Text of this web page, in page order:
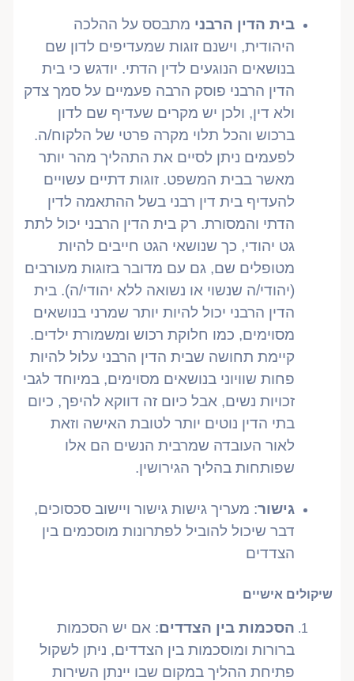
בית הדין הרבני מתבסס על ההלכה
היהודית, וישנם זוגות שמעדיפים לדון שם
בנושאים הנוגעים לדין הדתי. יודגש כי בית
הדין הרבני פוסק הרבה פעמיים על סמך צדק
ולא דין, ולכן יש מקרים שעדיף שם לדון
ברכוש והכל תלוי מקרה פרטי של הלקוח/ה.
לפעמים ניתן לסיים את התהליך מהר יותר
מאשר בבית המשפט. זוגות דתיים עשויים
להעדיף בית דין רבני בשל ההתאמה לדין
הדתי והמסורת. רק בית הדין הרבני יכול לתת
גט יהודי, כך שנושאי הגט חייבים להיות
מטופלים שם, גם עם מדובר בזוגות מעורבים
(יהודי/ה שנשוי או נשואה ללא יהודי/ה). בית
הדין הרבני יכול להיות יותר שמרני בנושאים
מסוימים, כמו חלוקת רכוש ומשמורת ילדים.
קיימת תחושה שבית הדין הרבני עלול להיות
פחות שוויוני בנושאים מסוימים, במיוחד לגבי
זכויות נשים, אבל כיום זה דווקא להיפך, כיום
בתי הדין נוטים יותר לטובת האישה וזאת
לאור העובדה שמרבית הנשים הם אלו
שפותחות בהליך הגירושין.
גישור: מעריך גישות גישור ויישוב סכסוכים,
דבר שיכול להוביל לפתרונות מוסכמים בין
הצדדים
שיקולים אישיים
הסכמות בין הצדדים: אם יש הסכמות
ברורות ומוסכמות בין הצדדים, ניתן לשקול
פתיחת ההליך במקום שבו יינתן השירות